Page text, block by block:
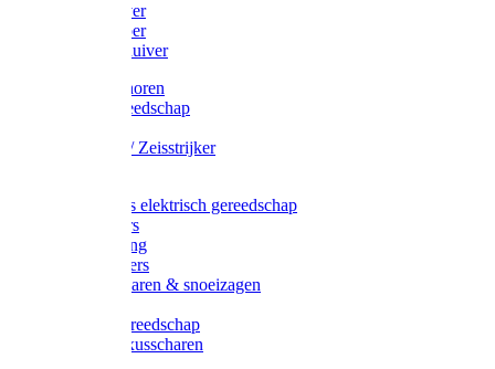
Mestschuiver
Mestschraper
Sneeuwschuiver
Zeis toebehoren
Baggergereedschap
Wetstenen / Zeisstrijker
Accessoires elektrisch gereedschap
Grasmaaiers
Tuinreiniging
Robotmaaiers
Heggenscharen & snoeizagen
Klussen gereedschap
Gras & buxusscharen